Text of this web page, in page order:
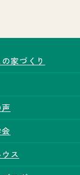
家づくり
ス
ログ